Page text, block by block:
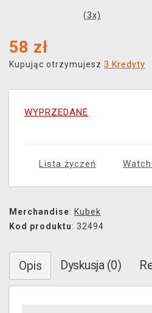
(3x)
58 zł
Kupując otrzymujesz 3 Kredyty
WYPRZEDANE
Lista życzeń
Merchandise: Kubek
Kod produktu: 32494
Opis Dyskusja (0)